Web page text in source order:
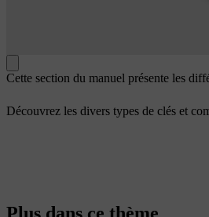
Cette section du manuel présente les
Découvrez les divers types de clés et